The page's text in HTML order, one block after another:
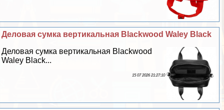
Деловая сумка вертикальная Blackwood Waley Black
Деловая сумка вертикальная Blackwood
Waley Black...
15 07 2026 21:27:10